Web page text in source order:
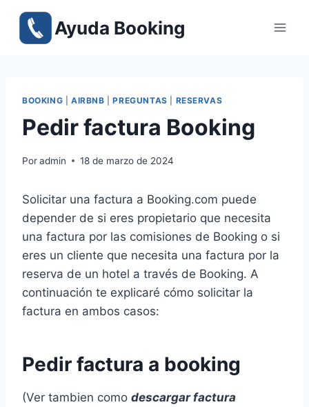
Saltar
contenido
Ayuda Booking
BOOKING AIRBNB |PREGUNTAS RESERVAS
Pedir factura Booking
Poradmin 18 de marzo de 2024
Solicitar una factura a Booking.com puede
depender de si eres propietario que necesita
una factura por las comisiones de Booking o si
eres un cliente que necesita una factura por la
reserva de un hotel a través de Booking. A
continuación te explicaré cómo solicitar la
factura en ambos casos:
Pedir factura a booking
(Ver tambien como descargar factura